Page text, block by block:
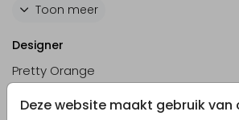
Deze website maakt gebruik van
Toon meer
Designer
Pretty Orange
Collectie